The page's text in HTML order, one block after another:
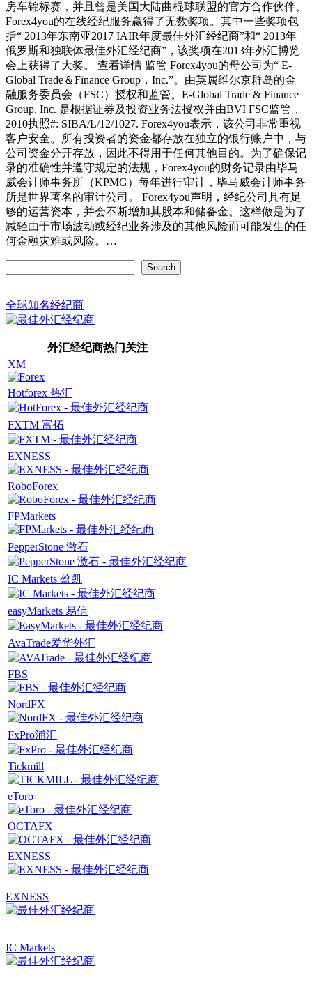
房车锦标赛，并且曾是美国大陆曲棍球联盟的官方合作伙伴。
Forex4you的在线经纪服务赢得了无数奖项。其中一些奖项包
括“ 2013年东南亚2017 IAIR年度最佳外汇经纪商”和“ 2013年
俄罗斯和独联体最佳外汇经纪商”，该奖项在2013年外汇博览
会上获得了大奖。 查看详情 监管 Forex4you的母公司为“ E-
Global Trade＆Finance Group，Inc.”。由英属维尔京群岛的金
融服务委员会（FSC）授权和监管。E-Global Trade & Finance
Group, Inc. 是根据证券及投资业务法授权并由BVI FSC监管，
2010执照#: SIBA/L/12/1027. Forex4you表示，该公司非常重视
客户安全。所有投资者的资金都存放在独立的银行账户中，与
公司资金分开存放，因此不得用于任何其他目的。为了确保记
录的准确性并遵守规定的法规，Forex4you的财务记录由毕马
威会计师事务所（KPMG）每年进行审计，毕马威会计师事务
所是世界著名的审计公司。 Forex4you声明，经纪公司具有足
够的运营资本，并会不断增加其股本和储备金。这样做是为了
减轻由于市场波动或经纪业务涉及的其他风险而可能发生的任
何金融灾难或风险。…
Search
全球知名经纪商
外汇经纪商热门关注
XM
Hotforex 热汇
FXTM 富拓
EXNESS
RoboForex
FPMarkets
PepperStone 激石
IC Markets 盈凯
easyMarkets 易信
AvaTrade爱华外汇
FBS
NordFX
FxPro浦汇
Tickmill
eToro
OCTAFX
EXNESS
EXNESS
IC Markets